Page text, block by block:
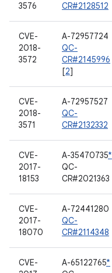
3576
CR#2128512
CVE-
2018-
3572
A-72957724
QC-
CR#2145996
[2]
CVE-
2018-
3571
A-72957527
QC-
CR#2132332
CVE-
2017-
18153
A-35470735*
QC-
CR#2021363
CVE-
2017-
18070
A-72441280
QC-
CR#2114348
CVE-
A-65122765*